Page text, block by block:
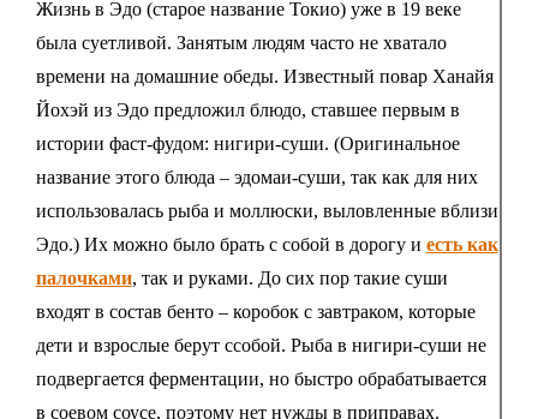
Жизнь в Эдо (старое название Токио) уже в 19 веке
была суетливой. Занятым людям часто не хватало
времени на домашние обеды. Известный повар Ханайя
Йохэй из Эдо предложил блюдо, ставшее первым в
истории фаст-фудом: нигири-суши. (Оригинальное
название этого блюда – эдомаи-суши, так как для них
использовалась рыба и моллюски, выловленные вблизи
Эдо.) Их можно было брать с собой в дорогу и есть как
палочками, так и руками. До сих пор такие суши
входят в состав бенто – коробок с завтраком, которые
дети и взрослые берут ссобой. Рыба в нигири-суши не
подвергается ферментации, но быстро обрабатывается
в соевом соусе, поэтому нет нужды в приправах.